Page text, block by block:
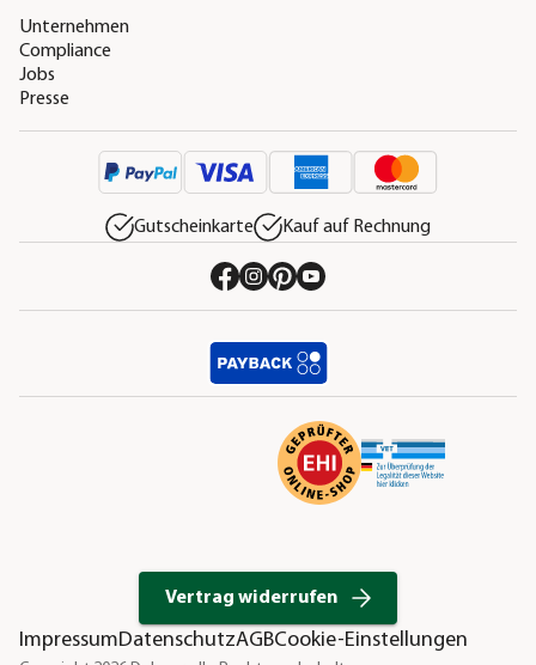
Unternehmen
Compliance
Jobs
Presse
Gutscheinkarte Kauf auf Rechnung
Vertrag widerrufen
ImpressumDatenschutzAGBCookie-Einstellungen